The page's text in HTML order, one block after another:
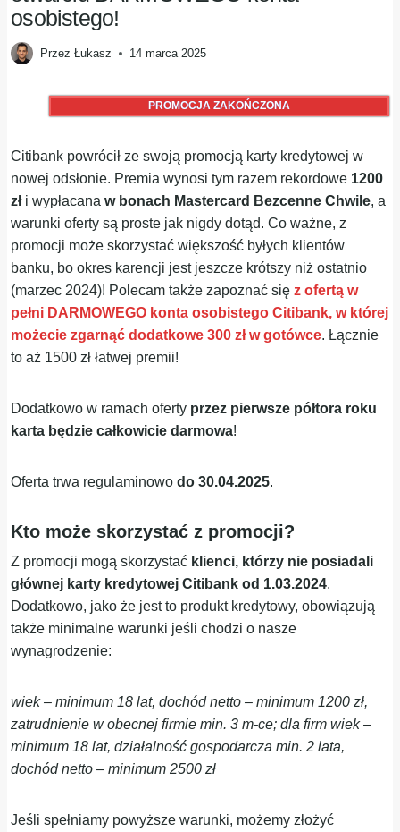
osobistego!
Przez Łukasz 14 marca 2025
PROMOCJA ZAKOŃCZONA
Citibank powrócił ze swoją promocją karty kredytowej w
nowej odsłonie. Premia wynosi tym razem rekordowe 1200
zł i wypłacanaw bonach Mastercard Bezcenne Chwile, a
warunki oferty są proste jak nigdy dotąd. Co ważne, z
promocji może skorzystać większość byłych klientów
banku, bo okres karencji jest jeszcze krótszy niż ostatnio
(marzec 2024)! Polecam także zapoznać sięz ofertą w
pełni DARMOWEGO konta osobistego Citibank, w której
możecie zgarnąć dodatkowe 300 zł w gotówce. Łącznie
to aż 1500 zł łatwej premii!
Dodatkowo w ramach oferty przez pierwsze półtora roku
karta będzie całkowicie darmowa!
Oferta trwa regulaminowodo 30.04.2025.
Kto może skorzystać z promocji?
Z promocji mogą skorzystać klienci, którzy nie posiadali
głównej karty kredytowej Citibank od 1.03.2024.
Dodatkowo, jako że jest to produkt kredytowy, obowiązują
także minimalne warunki jeśli chodzi o nasze
wynagrodzenie:
wiek – minimum 18 lat, dochód netto – minimum 1200 zł,
zatrudnienie w obecnej firmie min. 3 m-ce; dla firm wiek –
minimum 18 lat, działalność gospodarcza min. 2 lata,
dochód netto – minimum 2500 zł
Jeśli spełniamy powyższe warunki, możemy złożyć